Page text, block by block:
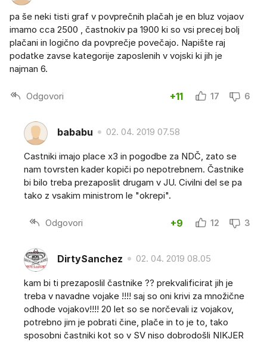
pa še neki tisti graf v povprečnih plačah je en bluz vojaov
imamo cca 2500 , častnokiv pa 1900 ki so vsi precej bolj
plačani in logično da povprečje povečajo. Napište raj
podatke zavse kategorije zaposlenih v vojski ki jih je
najman 6.
Odgovori +11 17 6
bababu 02. 04. 2019 07.58
Castniki imajo place x3 in pogodbe za NDČ, zato se
nam tovrsten kader kopiči po nepotrebnem. Častnike
bi bilo treba prezaposlit drugam v JU. Civilni del se pa
tako z vsakim ministrom le "okrepi".
Odgovori +9 12 3
DirtySanchez 02. 04. 2019 08.05
kam bi ti prezaposlil častnike ?? prekvalificirat jih je
treba v navadne vojake !!!! saj so oni krivi za množične
odhode vojakov!!!! 20 let so se norčevali iz vojakov,
potrebno jim je pobrati čine, plače in to je to, tako
sposobni častniki kot so v SV niso dobrodošli NIKJER